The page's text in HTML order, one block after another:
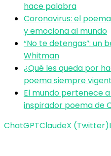
hace palabra
Coronavirus: el
y emociona al mundo
“No te detengas”: un
Whitman
¿Qué les queda por
poema siempre
El mundo pertenece
inspirador poema de
ChatGPTClaudeX (Twitter)